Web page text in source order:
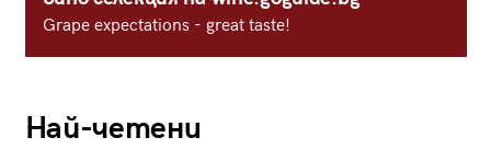
Grape expectations - great taste!
Най-четени